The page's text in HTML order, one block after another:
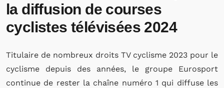
la diffusion de courses
cyclistes télévisées 2024
Titulaire de nombreux droits TV cyclisme 2023 pour le
cyclisme depuis des années, le groupe Eurosport
continue de rester la chaîne numéro 1 qui diffuse les